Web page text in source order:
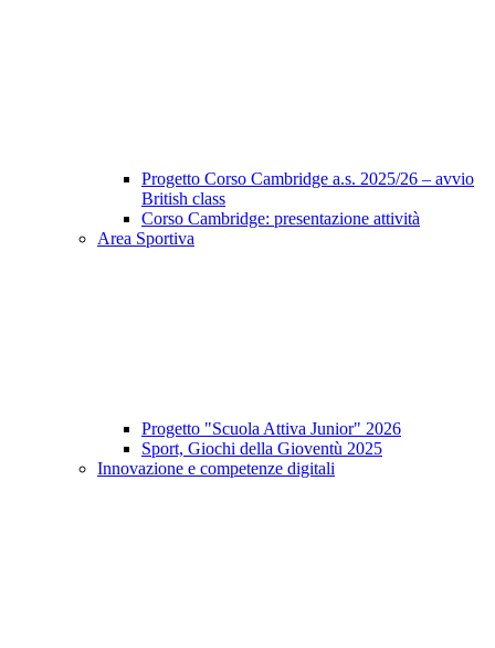
Progetto Corso Cambridge a.s. 2025/26 – avvio
British class
Corso Cambridge: presentazione attività
Area Sportiva
Progetto "Scuola Attiva Junior" 2026
Sport, Giochi della Gioventù 2025
Innovazione e competenze digitali